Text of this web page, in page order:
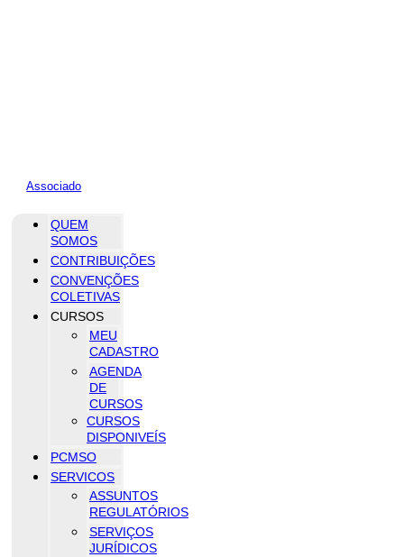
Associado
QUEM
SOMOS
CONTRIBUIÇÕES
CONVENÇÕES
COLETIVAS
CURSOS
MEU
CADASTRO
AGENDA
DE
CURSOS
CURSOS
DISPONIVEÍS
PCMSO
SERVICOS
ASSUNTOS
REGULATÓRIOS
SERVIÇOS
JURÍDICOS